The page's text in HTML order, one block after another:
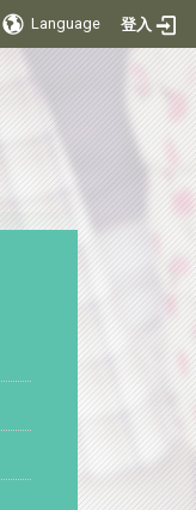
Language 登入